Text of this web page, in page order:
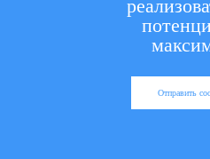
Отправить